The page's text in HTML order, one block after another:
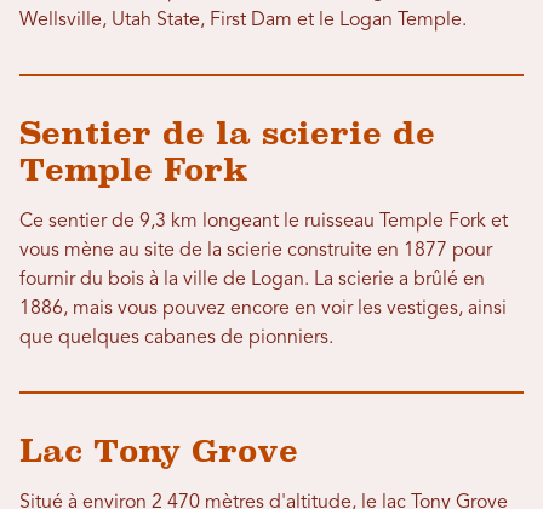
Wellsville, Utah State, First Dam et le Logan Temple.
Sentier de la scierie de
Temple Fork
Ce sentier de 9,3 km longeant le ruisseau Temple Fork et
vous mène au site de la scierie construite en 1877 pour
fournir du bois à la ville de Logan. La scierie a brûlé en
1886, mais vous pouvez encore en voir les vestiges, ainsi
que quelques cabanes de pionniers.
Lac Tony Grove
Situé à environ 2 470 mètres d'altitude, le lac Tony Grove